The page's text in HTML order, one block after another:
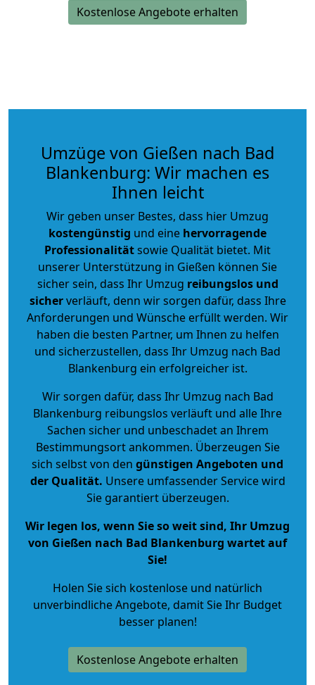
Kostenlose Angebote erhalten
Umzüge von Gießen nach Bad
Blankenburg: Wir machen es
Ihnen leicht
Wir geben unser Bestes, dass hier Umzug
kostengünstig und eine hervorragende
Professionalitätsowie Qualität bietet. Mit
unserer Unterstützung in Gießen können Sie
sicher sein, dass Ihr Umzug reibungslos und
sicherverläuft, denn wir sorgen dafür, dass Ihre
Anforderungen und Wünsche erfüllt werden. Wir
haben die besten Partner, um Ihnen zu helfen
und sicherzustellen, dass Ihr Umzug nach Bad
Blankenburg ein erfolgreicher ist.
Wir sorgen dafür, dass Ihr Umzug nach Bad
Blankenburg reibungslos verläuft und alle Ihre
Sachen sicher und unbeschadet an Ihrem
Bestimmungsort ankommen. Überzeugen Sie
sich selbst von den günstigen Angeboten und
der Qualität. Unsere umfassender Service wird
Sie garantiert überzeugen.
Wir legen los, wenn Sie so weit sind, Ihr Umzug
von Gießen nach Bad Blankenburg wartet auf
Sie!
Holen Sie sich kostenlose und natürlich
unverbindliche Angebote, damit Sie Ihr Budget
besser planen!
Kostenlose Angebote erhalten